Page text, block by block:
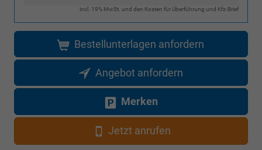
incl. 19% MwSt. und den Kosten für Überführung und Kfz-Brief
Bestellunterlagen anfordern
Angebot anfordern
Merken
Jetzt anrufen